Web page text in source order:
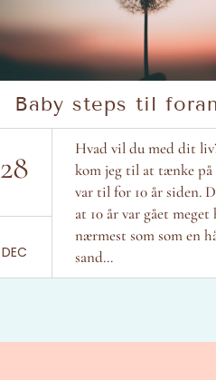
Baby steps til
28
DEC
Hvad vil du med dit
kom jeg til at tænke på
var til for 10 år siden.
at 10 år var gået
nærmest som som en
sand...